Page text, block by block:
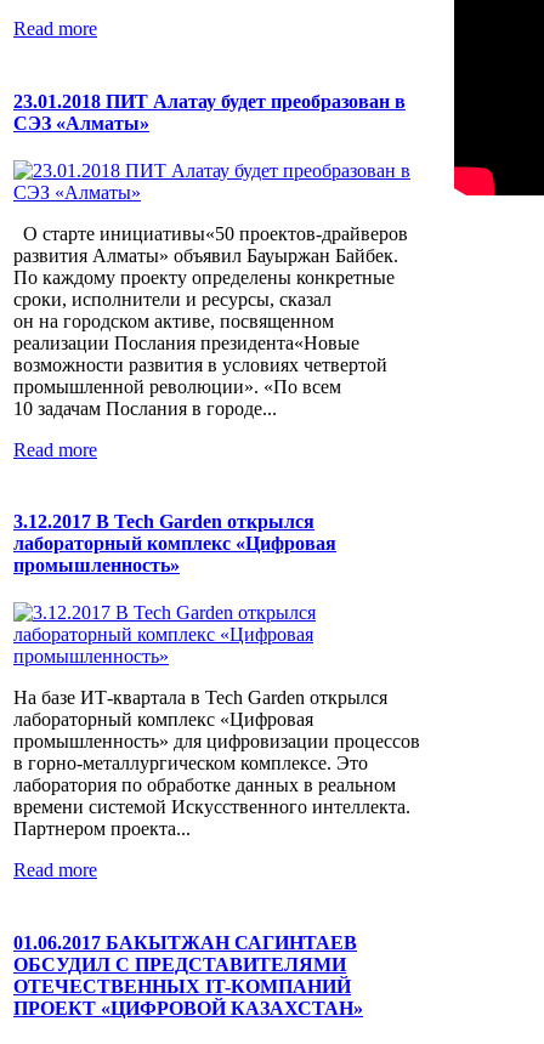
Read more
23.01.2018 ПИТ Алатау будет преобразован в
СЭЗ «Алматы»
О старте инициативы«50 проектов-драйверов
развития Алматы» объявил Бауыржан Байбек.
По каждому проекту определены конкретные
сроки, исполнители и ресурсы, сказал
он на городском активе, посвященном
реализации Послания президента«Новые
возможности развития в условиях четвертой
промышленной революции». «По всем
10 задачам Послания в городе...
Read more
3.12.2017 В Tech Garden открылся
лабораторный комплекс «Цифровая
промышленность»
На базе ИТ-квартала в Tech Garden открылся
лабораторный комплекс «Цифровая
промышленность» для цифровизации процессов
в горно-металлургическом комплексе. Это
лаборатория по обработке данных в реальном
времени системой Искусственного интеллекта.
Партнером проекта...
Read more
01.06.2017 БАКЫТЖАН САГИНТАЕВ
ОБСУДИЛ С ПРЕДСТАВИТЕЛЯМИ
ОТЕЧЕСТВЕННЫХ IT-КОМПАНИЙ
ПРОЕКТ «ЦИФРОВОЙ КАЗАХСТАН»